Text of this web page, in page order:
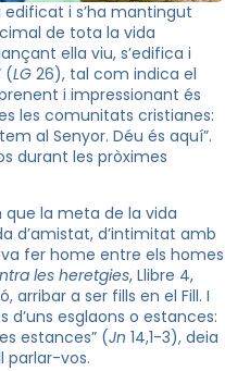
edificat i s’ha mantingut
cimal de tota la vida
ella viu, s’edifica i
(LG 26), tal com indica el
i impressionant és
les comunitats cristianes:
al Senyor. Déu és aquí”.
durant les pròximes
que la meta de la vida
d’amistat, d’intimitat amb
va fer home entre els homes
les heretgies, Llibre 4,
arribar a ser fills en el Fill. I
esglaons o estances:
estances” (Jn 14,1-3), deia
parlar-vos.